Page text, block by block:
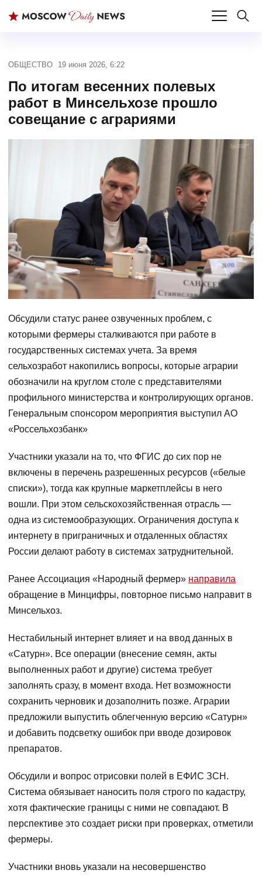
ОБЩЕСТВО 19 июня 2026, 6:22
По итогам весенних полевых
работ в Минсельхозе прошло
совещание с аграриями
Обсудили статус ранее озвученных проблем, с
которыми фермеры сталкиваются при работе в
государственных системах учета. За время
сельхозработ накопились вопросы, которые аграрии
обозначили на круглом столе с представителями
профильного министерства и контролирующих органов.
Генеральным спонсором мероприятия выступил АО
«Россельхозбанк»
Участники указали на то, что ФГИС до сих пор не
включены в перечень разрешенных ресурсов («белые
списки»), тогда как крупные маркетплейсы в него
вошли. При этом сельскохозяйственная отрасль —
одна из системообразующих. Ограничения доступа к
интернету в приграничных и отдаленных областях
России делают работу в системах затруднительной.
Ранее Ассоциация «Народный фермер» направила
обращение в Минцифры, повторное письмо направит в
Минсельхоз.
Нестабильный интернет влияет и на ввод данных в
«Сатурн». Все операции (внесение семян, акты
выполненных работ и другие) система требует
заполнять сразу, в момент входа. Нет возможности
сохранить черновик и дозаполнить позже. Аграрии
предложили выпустить облегченную версию «Сатурн»
и добавить подсветку ошибок при вводе дозировок
препаратов.
Обсудили и вопрос отрисовки полей в ЕФИС ЗСН.
Система обязывает наносить поля строго по кадастру,
хотя фактические границы с ними не совпадают. В
перспективе это создает риски при проверках, отметили
фермеры.
Участники вновь указали на несовершенство